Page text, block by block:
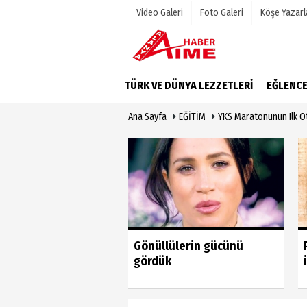
Video Galeri Foto Galeri Köşe
TÜRK VE DÜNYA LEZZETLERİ EĞLENCE
Haber Arşivi
Hava
Gazete
Anketler
Ana Sayfa EĞİTİM YKS Maratonunun Ilk
Gönüllülerin gücünü
gördük